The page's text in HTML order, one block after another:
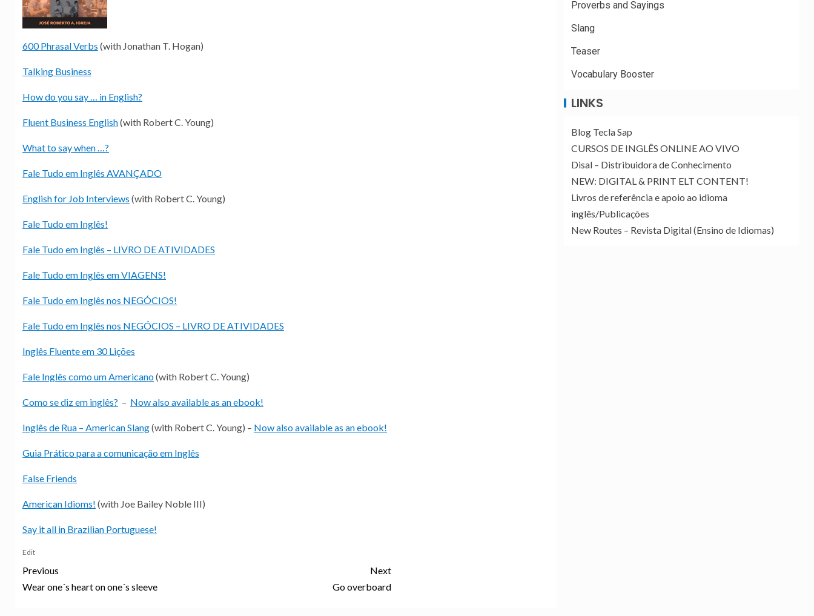
600 Phrasal Verbs (with Jonathan T. Hogan)
Talking Business
How do you say … in English?
Fluent Business English(with Robert C. Young)
What to say when …?
Fale Tudo em Inglês AVANÇADO
English for Job Interviews (with Robert C. Young)
Fale Tudo em Inglês!
Fale Tudo em Inglês – LIVRO DE ATIVIDADES
Fale Tudo em Inglês em VIAGENS!
Fale Tudo em Inglês nos NEGÓCIOS!
Fale Tudo em Inglês nos NEGÓCIOS – LIVRO DE ATIVIDADES
Inglês Fluente em 30 Lições
Fale Inglês como um Americano(with Robert C. Young)
Como se diz em inglês? – Now also available as an ebook!
Inglês de Rua – American Slang(with Robert C. Young) – Now also available as an ebook!
Guia Prático para a comunicação em Inglês
False Friends
American Idioms! (with Joe Bailey Noble III)
Say it all in Brazilian Portuguese!
Edit
Previous
Wear one´s heart on one´s sleeve
Next
Go overboard
Proverbs and Sayings
Slang
Teaser
Vocabulary Booster
LINKS
Blog Tecla Sap
CURSOS DE INGLÊS ONLINE AO VIVO
Disal – Distribuidora de Conhecimento
NEW: DIGITAL & PRINT ELT CONTENT!
Livros de referência e apoio ao idioma
inglês/Publicações
New Routes – Revista Digital (Ensino de Idiomas)